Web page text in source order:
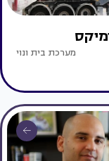
מערכת בית ונוי